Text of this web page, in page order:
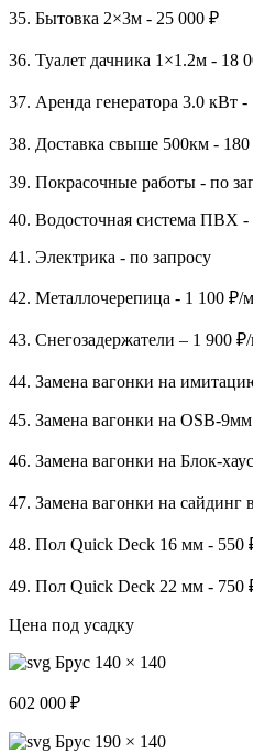
35. Бытовка 2×3м - 25 000 ₽
36. Туалет дачника 1×1.2м - 18
37. Аренда генератора 3.0 кВт -
38. Доставка свыше 500км -
39. Покрасочные работы - по
40. Водосточная система ПВХ -
41. Электрика - по запросу
42. Металлочерепица - 1 100 ₽/
43. Снегозадержатели – 1 900
44. Замена вагонки на
45. Замена вагонки на OSB-
46. Замена вагонки на Блок-
47. Замена вагонки на
48. Пол Quick Deck 16 мм - 550
49. Пол Quick Deck 22 мм - 750
Цена под усадку
Брус 140 × 140
602 000 ₽
Брус 190 × 140